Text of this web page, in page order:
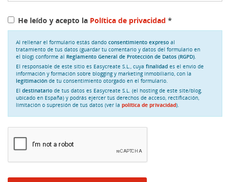
He leído y acepto la Política de privacidad *
Al rellenar el formulario estás dando consentimiento expreso al
tratamiento de tus datos (guardar tu comentario y datos del formulario en
el blog) conforme al Reglamento General de Protección de Datos (RGPD).
El responsable de este sitio es Easycreate S.L., cuya finalidad es el envío de
información y formación sobre blogging y marketing inmobiliario, con la
legitimación de tu consentimiento otorgado en el formulario.
El destinatario de tus datos es Easycreate S.L. (el hosting de este site/blog,
ubicado en España) y podrás ejercer tus derechos de acceso, rectificación,
limitación o supresión de tus datos (ver la política de privacidad).